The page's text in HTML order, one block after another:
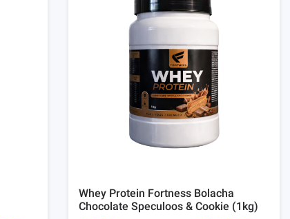
Whey Protein Fortness Bolacha
Chocolate Speculoos & Cookie (1kg)